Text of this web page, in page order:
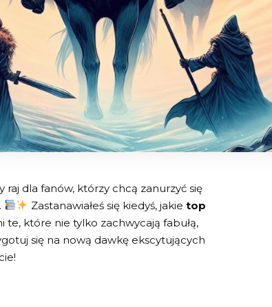
raj‌ dla fanów, którzy chcą zanurzyć się
Zastanawiałeś ‍się kiedyś, jakie top
te, które nie ⁢tylko⁢ zachwycają‌ fabułą,
się na nową dawkę ekscytujących